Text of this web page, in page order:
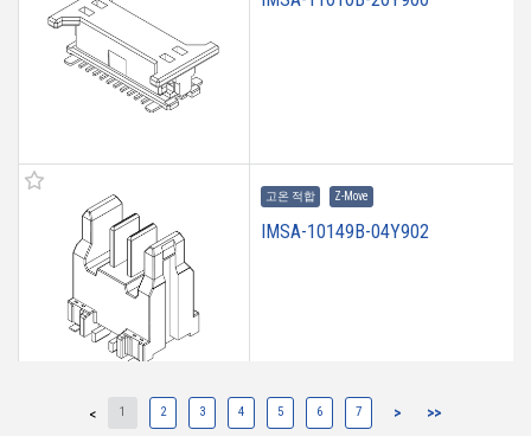
고온 적합 Z-Move
IMSA-10149B-04Y902
고온 적합 Z-Move
< 1 2 3 4 5 6 7 > >>